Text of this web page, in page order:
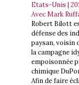
Etats-Unis |
Avec Mark
Robert Bilott
défense des
paysan, voisin
la campagne
empoisonnée
chimique
Afin de faire